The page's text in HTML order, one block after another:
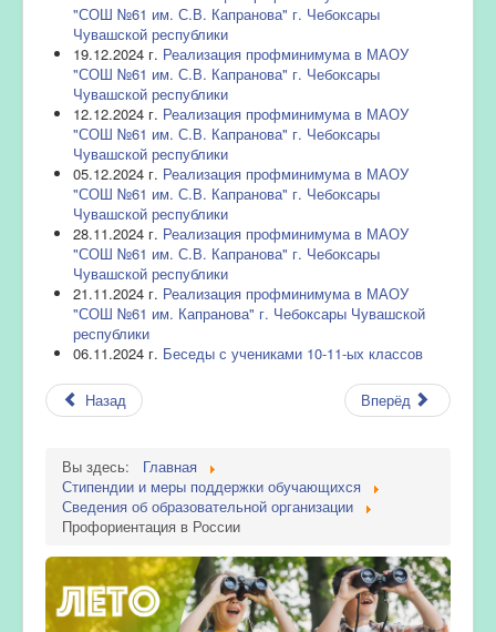
"СОШ №61 им. С.В. Капранова" г. Чебоксары
Чувашской республики
19.12.2024 г. Реализация профминимума в МАОУ
"СОШ №61 им. С.В. Капранова" г. Чебоксары
Чувашской республики
12.12.2024 г. Реализация профминимума в МАОУ
"СОШ №61 им. С.В. Капранова" г. Чебоксары
Чувашской республики
05.12.2024 г. Реализация профминимума в МАОУ
"СОШ №61 им. С.В. Капранова" г. Чебоксары
Чувашской республики
28.11.2024 г. Реализация профминимума в МАОУ
"СОШ №61 им. С.В. Капранова" г. Чебоксары
Чувашской республики
21.11.2024 г. Реализация профминимума в МАОУ
"СОШ №61 им. Капранова" г. Чебоксары Чувашской
республики
06.11.2024 г. Беседы с учениками 10-11-ых классов
Назад Вперёд
Вы здесь:
Главная
Стипендии и меры поддержки обучающихся
Сведения об образовательной организации
Профориентация в России